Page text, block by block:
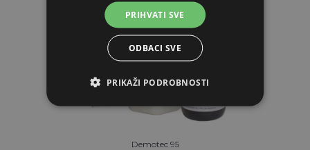
Demotec 95
PRIHVATI SVE
ODBACI SVE
PRIKAŽI PODROBNOSTI